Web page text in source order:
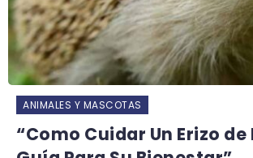
ANIMALES Y MASCOTAS
“Como Cuidar Un Erizo